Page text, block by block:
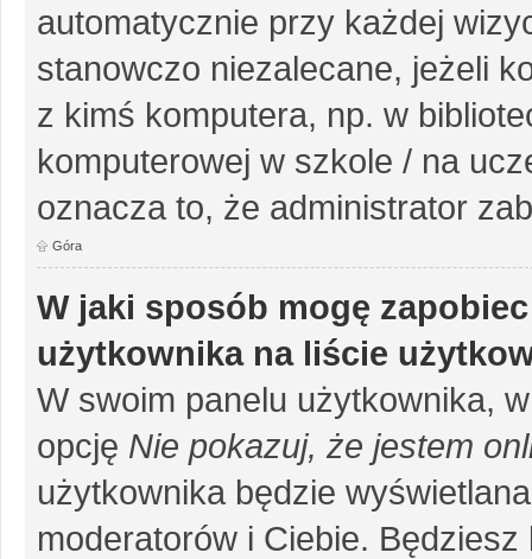
automatycznie przy każdej
stanowczo niezalecane, jeżeli
z kimś komputera, np. w
komputerowej w szkole / na
oznacza to, że administrator
Góra
W jaki sposób mogę
użytkownika na liście
W swoim panelu użytkownika,
opcję Nie pokazuj, że jestem
użytkownika będzie
moderatorów i Ciebie.